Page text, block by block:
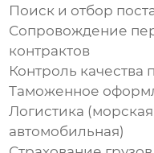
Поиск и отбор
Сопровождение
контрактов
Контроль качества
Таможенное
Логистика
автомобильная)